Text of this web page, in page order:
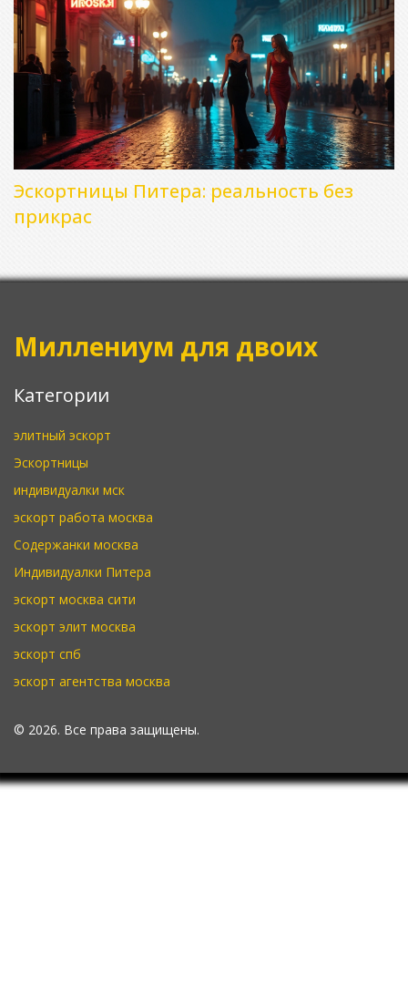
Эскортницы Питера: реальность без
прикрас
Миллениум для двоих
Категории
элитный эскорт
Эскортницы
индивидуалки мск
эскорт работа москва
Содержанки москва
Индивидуалки Питера
эскорт москва сити
эскорт элит москва
эскорт спб
эскорт агентства москва
© 2026. Все права защищены.